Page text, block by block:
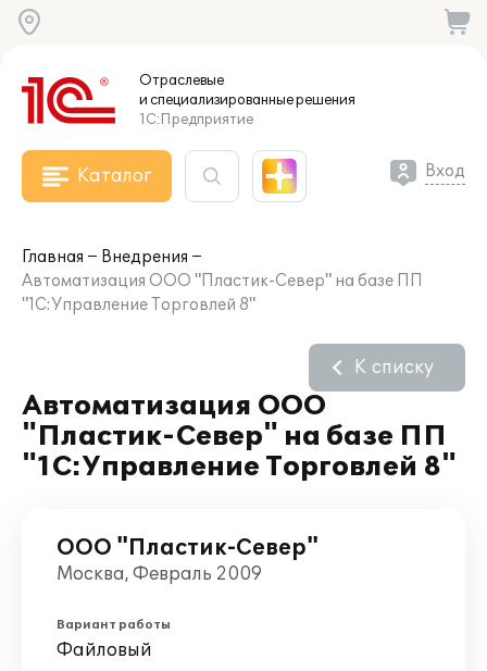
Отраслевые
и специализированныерешения
1С:Предприятие
Каталог Вход
Главная
Внедрения
Автоматизация ООО "Пластик-Север" на базе ПП
"1С:Управление Торговлей 8"
Автоматизация ООО
"Пластик-Север" на базе ПП
"1С:Управление Торговлей 8"
К списку
ООО "Пластик-Север"
Москва, Февраль 2009
Вариант работы
Файловый